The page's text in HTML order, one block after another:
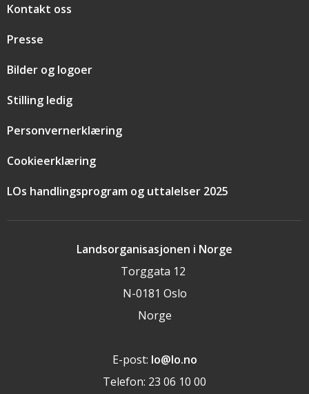
Landsorganisasjonen i Norge
Torggata 12
N-0181 Oslo
Norge
E-post: lo@lo.no
Telefon: 23 06 10 00
Snarveier
Kontakt oss
Presse
Bilder og logoer
Stilling ledig
Personvernerklæring
Cookieerklæring
LOs handlingsprogram og uttalelser 2025